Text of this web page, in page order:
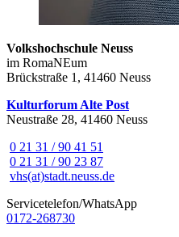
Volkshochschule Neuss
im RomaNEum
Brückstraße 1, 41460 Neuss
Kulturforum Alte Post
Neustraße 28, 41460 Neuss
0 21 31 / 90 41 51
0 21 31 / 90 23 87
vhs(at)stadt.neuss.de
Servicetelefon/WhatsApp
0172-268730